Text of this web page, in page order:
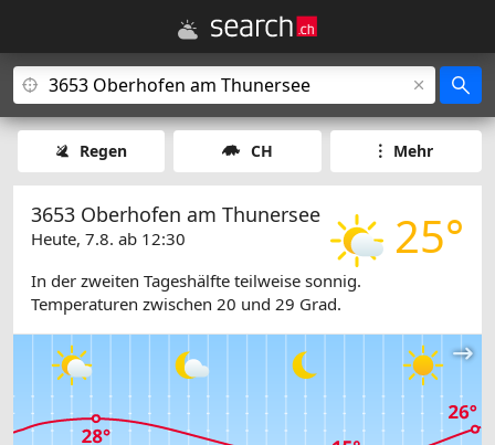
Regen CH Mehr
25°
3653 Oberhofen am Thunersee
Heute, 7.8. ab 12:30
In der zweiten Tageshälfte teilweise sonnig.
Temperaturen zwischen 20 und 29 Grad.